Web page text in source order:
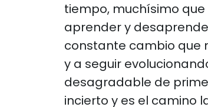
tiempo, muchísimo
aprender y
constante cambio que
y a seguir
desagradable de
incierto y es el camino